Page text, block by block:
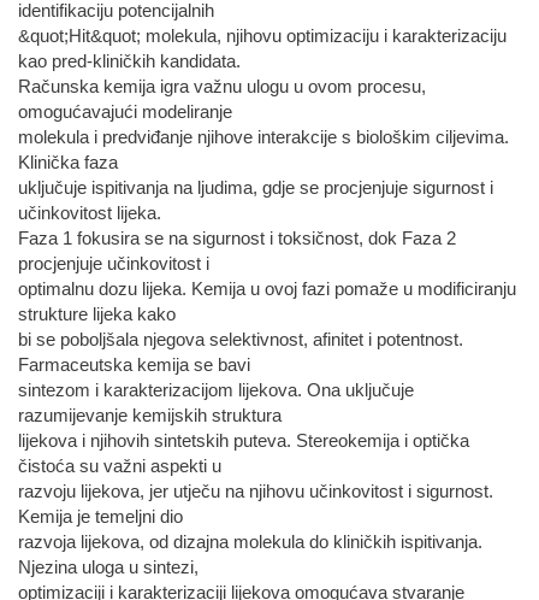
identifikaciju potencijalnih
&quot;Hit&quot; molekula, njihovu optimizaciju i karakterizaciju
kao pred-kliničkih kandidata.
Računska kemija igra važnu ulogu u ovom procesu,
omogućavajući modeliranje
molekula i predviđanje njihove interakcije s biološkim ciljevima.
Klinička faza
uključuje ispitivanja na ljudima, gdje se procjenjuje sigurnost i
učinkovitost lijeka.
Faza 1 fokusira se na sigurnost i toksičnost, dok Faza 2
procjenjuje učinkovitost i
optimalnu dozu lijeka. Kemija u ovoj fazi pomaže u modificiranju
strukture lijeka kako
bi se poboljšala njegova selektivnost, afinitet i potentnost.
Farmaceutska kemija se bavi
sintezom i karakterizacijom lijekova. Ona uključuje
razumijevanje kemijskih struktura
lijekova i njihovih sintetskih puteva. Stereokemija i optička
čistoća su važni aspekti u
razvoju lijekova, jer utječu na njihovu učinkovitost i sigurnost.
Kemija je temeljni dio
razvoja lijekova, od dizajna molekula do kliničkih ispitivanja.
Njezina uloga u sintezi,
optimizaciji i karakterizaciji lijekova omogućava stvaranje